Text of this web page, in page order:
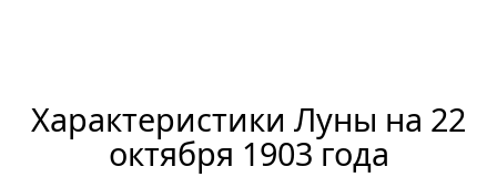
Характеристики Луны на 22
октября 1903 года